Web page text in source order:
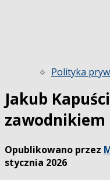
Polityka
Jakub
zawodnikiem
Opublikowano przez
stycznia 2026